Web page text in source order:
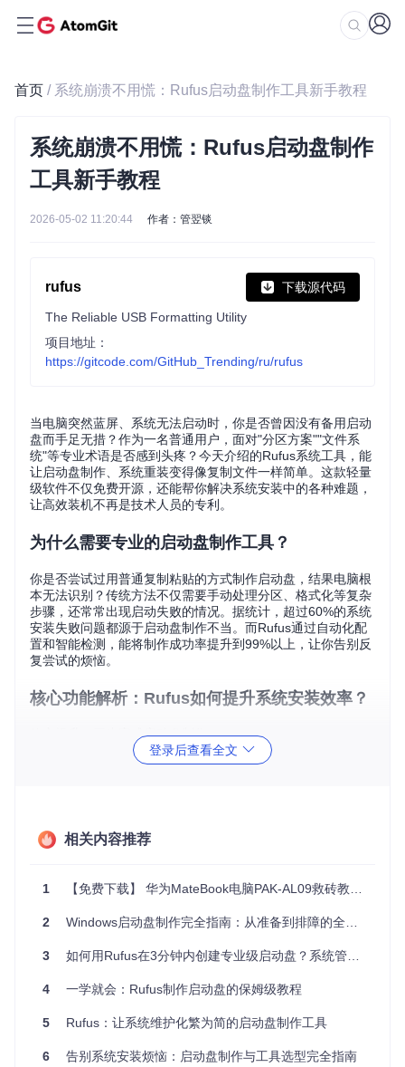
首页 / 系统崩溃不用慌：Rufus启动盘制作工具新手教程
系统崩溃不用慌：Rufus启动盘制作
工具新手教程
2026-05-02 11:20:44 作者：管翌锬
rufus 下载源代码
The Reliable USB Formatting Utility
项目地址：
https://gitcode.com/GitHub_Trending/ru/rufus
当电脑突然蓝屏、系统无法启动时，你是否曾因没有备用启动
盘而手足无措？作为一名普通用户，面对"分区方案""文件系
统"等专业术语是否感到头疼？今天介绍的Rufus系统工具，能
让启动盘制作、系统重装变得像复制文件一样简单。这款轻量
级软件不仅免费开源，还能帮你解决系统安装中的各种难题，
让高效装机不再是技术人员的专利。
为什么需要专业的启动盘制作工具？
你是否尝试过用普通复制粘贴的方式制作启动盘，结果电脑根
本无法识别？传统方法不仅需要手动处理分区、格式化等复杂
步骤，还常常出现启动失败的情况。据统计，超过60%的系统
安装失败问题都源于启动盘制作不当。而Rufus通过自动化配
置和智能检测，能将制作成功率提升到99%以上，让你告别反
复尝试的烦恼。
核心功能解析：Rufus如何提升系统安装效率？
效率提升：三步完成启动盘制作
传统启动盘制作需要经历下载镜像、格式化U盘、手动复制文
前状态和剩余时间
安全保障：镜像校验杜绝文件损坏
下载的系统镜像是否完整？是否被篡改？这些问题直接关系到
系统安装的稳定性。Rufus内置多种哈希校验算法，能自动验
证镜像文件的完整性，让你在安装前就排除潜在风险。
HA512四种校验值，确保文件未被篡改
登录后查看全文
相关内容推荐
1 【免费下载】 华为MateBook电脑PAK-AL09救砖教程：重获新生，轻松自救
2 Windows启动盘制作完全指南：从准备到排障的全方位教程
3 如何用Rufus在3分钟内创建专业级启动盘？系统管理员必备指南
4 一学就会：Rufus制作启动盘的保姆级教程
5 Rufus：让系统维护化繁为简的启动盘制作工具
6 告别系统安装烦恼：启动盘制作与工具选型完全指南